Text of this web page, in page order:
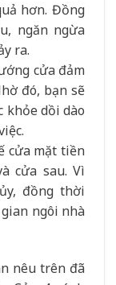
hơn. Đồng
ngăn ngừa
ra.
cửa đảm
đó, bạn sẽ
khỏe dồi dào
cửa mặt tiền
cửa sau. Vì
đồng thời
ngôi nhà
nêu trên đã